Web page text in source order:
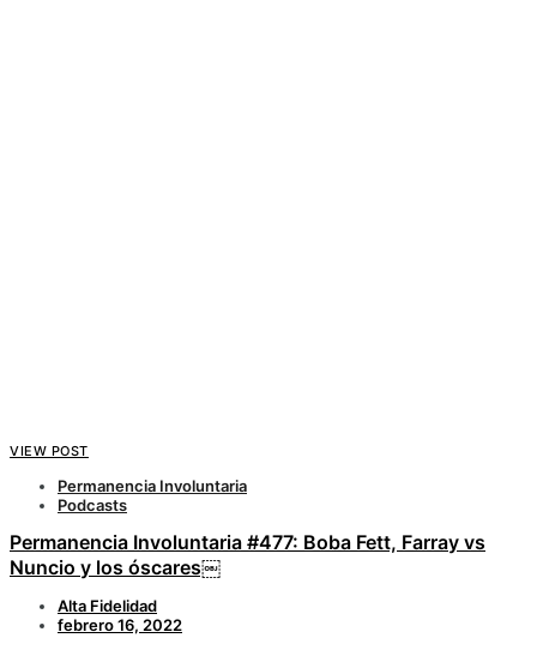
VIEW POST
Permanencia Involuntaria
Podcasts
Permanencia Involuntaria #477: Boba Fett, Farray vs
Nuncio y los óscares￼
Alta Fidelidad
febrero 16, 2022